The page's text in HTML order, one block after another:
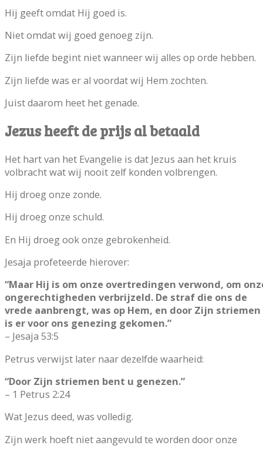
Hij geeft omdat Hij goed is.
Niet omdat wij goed genoeg zijn.
Zijn liefde begint niet wanneer wij alles op orde hebben.
Zijn liefde was er al voordat wij Hem zochten.
Juist daarom heet het genade.
Jezus heeft de prijs al betaald
Het hart van het Evangelie is dat Jezus aan het kruis
volbracht wat wij nooit zelf konden volbrengen.
Hij droeg onze zonde.
Hij droeg onze schuld.
En Hij droeg ook onze gebrokenheid.
Jesaja profeteerde hierover:
“Maar Hij is om onze overtredingen verwond, om
ongerechtigheden verbrijzeld. De straf die ons de
vrede aanbrengt, was op Hem, en door Zijn striemen
is er voor ons genezing gekomen.”
– Jesaja 53:5
Petrus verwijst later naar dezelfde waarheid:
“Door Zijn striemen bent u genezen.”
– 1 Petrus 2:24
Wat Jezus deed, was volledig.
Zijn werk hoeft niet aangevuld te worden door onze